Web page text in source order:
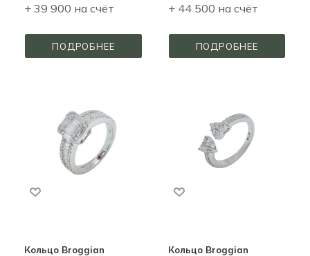
+ 39 900 на счёт
ПОДРОБНЕЕ
+ 44 500 на счёт
ПОДРОБНЕЕ
Кольцо Broggian Кольцо Broggian